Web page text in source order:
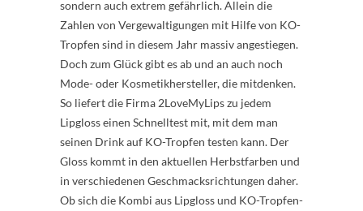
sondern auch extrem gefährlich. Allein die
Zahlen von Vergewaltigungen mit Hilfe von KO-
Tropfen sind in diesem Jahr massiv angestiegen.
Doch zum Glück gibt es ab und an auch noch
Mode- oder Kosmetikhersteller, die mitdenken.
So liefert die Firma 2LoveMyLips zu jedem
Lipgloss einen Schnelltest mit, mit dem man
seinen Drink auf KO-Tropfen testen kann. Der
Gloss kommt in den aktuellen Herbstfarben und
in verschiedenen Geschmacksrichtungen daher.
Ob sich die Kombi aus Lipgloss und KO-Tropfen-